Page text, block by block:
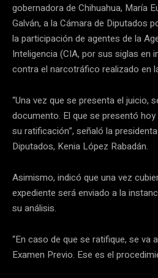
gobernadora de Chihuahua, María
Galván, a la Cámara de Diputados
la participación de agentes de la
Inteligencia (CIA, por sus siglas en
contra el narcotráfico realizado en
“Una vez que se presenta el juicio,
documento. El que se presentó
su ratificación”, señaló la
Diputados, Kenia López Rabadán.
Asimismo, indicó que una vez
expediente será enviado a la
su análisis.
“En caso de que se ratifique, se va
Examen Previo. Ese es el